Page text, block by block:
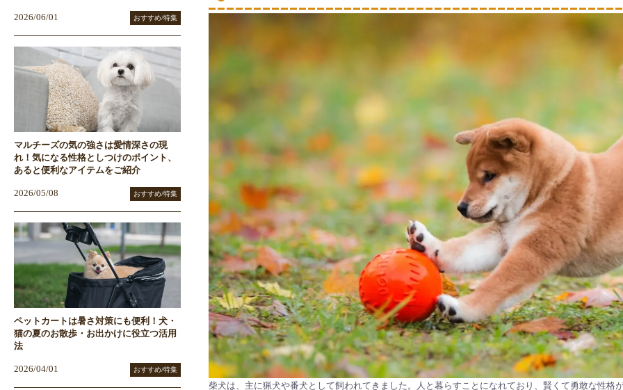
柴犬は、主に猟犬や番犬として飼われてきました。人と暮らすことになれており、賢くて勇敢な性格
2026/06/01 おすすめ/特集
マルチーズの気の強さは愛情深さの現
れ！気になる性格としつけのポイント、
あると便利なアイテムをご紹介
2026/05/08 おすすめ/特集
ペットカートは暑さ対策にも便利！犬・
猫の夏のお散歩・お出かけに役立つ活用
法
2026/04/01 おすすめ/特集